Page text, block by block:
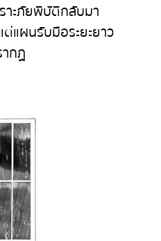
าะภัยพิบัติกลับมา
แผนรับมือระยะยาว
กฏ